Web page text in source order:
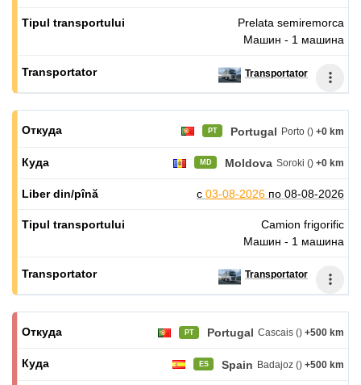
Prelata semiremorca
Машин - 1 машина
Transportator
PT Portugal Porto () +0 km
MD Moldova Soroki () +0 km
с 03-08-2026 по 08-08-2026
Camion frigorific
Машин - 1 машина
Transportator
PT Portugal Cascais () +500 km
ES Spain Badajoz () +500 km